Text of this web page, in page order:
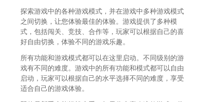
探索游戏中的各种游戏模式，并在游戏中多种游戏模式
之间切换，让您体验最佳的体验。游戏提供了多种模
式，包括闯关、竞技、合作等，玩家可以根据自己的喜
好自由切换，体验不同的游戏乐趣。
所有功能和游戏模式都可以在这里启动。不同级别的游
戏有不同的难度。游戏中的所有功能和模式都可以自由
启动，玩家可以根据自己的水平选择不同的难度，享受
适合自己的游戏体验。